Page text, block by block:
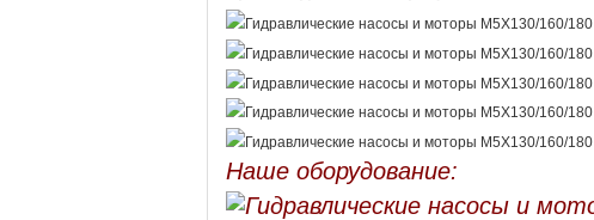
Наше оборудование: